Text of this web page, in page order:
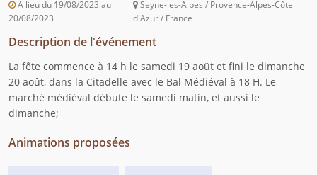
A lieu du 19/08/2023 au
20/08/2023
Seyne-les-Alpes / Provence-Alpes-Côte
d'Azur / France
Description de l'événement
La fête commence à 14 h le samedi 19 aoüt et fini le dimanche
20 août, dans la Citadelle avec le Bal Médiéval à 18 H. Le
marché médiéval débute le samedi matin, et aussi le
dimanche;
Animations proposées